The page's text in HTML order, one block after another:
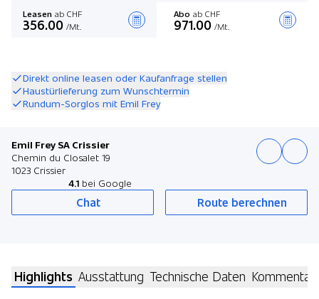
Leasen ab CHF
356.00 /Mt.
Abo ab CHF
971.00 /Mt.
Direkt online leasen oder Kaufanfrage stellen
Haustürlieferung zum Wunschtermin
Rundum-Sorglos mit Emil Frey
Emil Frey SA Crissier
Chemin du Closalet 19
1023 Crissier
4.1 bei Google
Chat Route berechnen
Highlights Ausstattung Technische Daten Kommentar